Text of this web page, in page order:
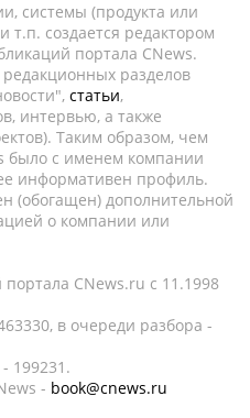
системы (продукта или
т.п. создается редактором
портала CNews.
разделов
статьи,
интервью, а также
Таким образом, чем
было с именем компании
информативен профиль.
(обогащен) дополнительной
о компании или
CNews.ru c 11.1998
в очереди разбора -
199231.
- book@cnews.ru